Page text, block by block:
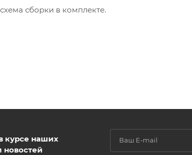
сборки в комплекте.
курсе наших
новостей